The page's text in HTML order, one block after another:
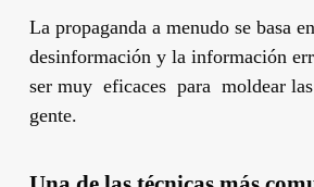
La propaganda a menudo se basa
desinformación y la información
ser muy eficaces para moldear
gente.